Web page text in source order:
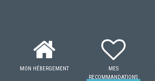
MON HÉBERGEMENT
MES
RECOMMANDATIONS